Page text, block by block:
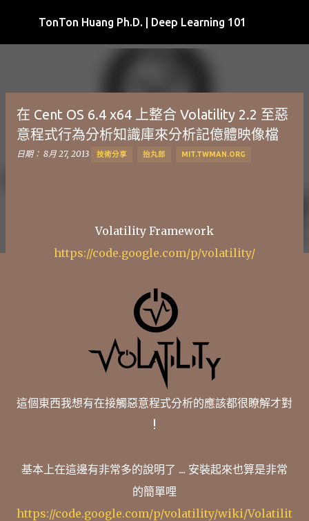
跳到主要內容
TonTon Huang Ph.D. | Deep Learning 101
在 Cent OS 6.4 x64 上整合 Volatility 2.2 至惡
意程式行為分析知識庫來分析記億體映像檔
日期： 8月 27, 2013 技術分享 抬丸郎 MIT.TWMAN.ORG
Volatility Framework
https://code.google.com/p/volatility/
這個東西我想有在接觸惡意程式分析的應該都很瞭解才對
!
基本上在這邊有非常多的說明了 ... 安裝起來也算是非常
的簡單哩
https://code.google.com/p/volatility/wiki/Volatilit